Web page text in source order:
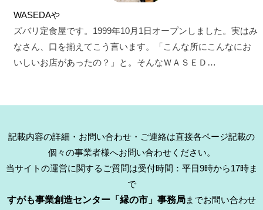
WASEDAや
ズバリ定食屋です。1999年10月1日オープンしました。実はみ
なさん、口を揃えてこう言います。「こんな所にこんなにお
いしいお店があったの？」と。そんなＷＡＳＥＤ…
記載内容の詳細・お問い合わせ・ご連絡は直接各ページ記載の
個々の事業者様へお問い合わせください。
当サイトの運営に関するご質問は受付時間：平日9時から17時ま
で
すがも事業創造センター「縁の市」事務局までお問い合わせ